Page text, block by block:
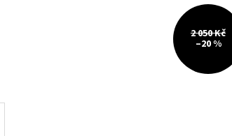
2 050 Kč
–20 %